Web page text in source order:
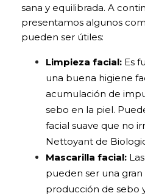
sana y equilibrada. A
presentamos algunos
pueden ser útiles:
Limpieza facial: Es
una buena higiene
acumulación de
sebo en la piel.
facial suave que no
Nettoyant de
Mascarilla facial:
pueden ser una
producción de sebo